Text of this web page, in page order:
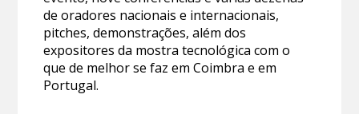
de oradores nacionais e internacionais,
pitches, demonstrações, além dos
expositores da mostra tecnológica com o
que de melhor se faz em Coimbra e em
Portugal.